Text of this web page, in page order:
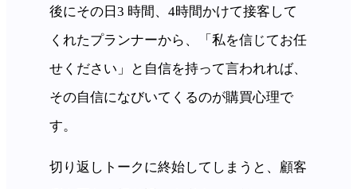
後にその日3 時間、4時間かけて接客して
くれたプランナーから、「私を信じてお任
せください」と自信を持って言われれば、
その自信になびいてくるのが購買心理で
す。
切り返しトークに終始してしまうと、顧客